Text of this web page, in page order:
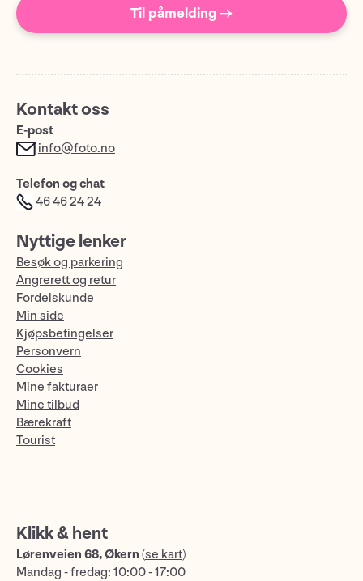
Til påmelding →
Kontakt oss
E-post
info@foto.no
Telefon og chat
46 46 24 24
Nyttige lenker
Besøk og parkering
Angrerett og retur
Fordelskunde
Min side
Kjøpsbetingelser
Personvern
Cookies
Mine fakturaer
Mine tilbud
Bærekraft
Tourist
Klikk & hent
Lørenveien 68, Økern (se kart)
Mandag - fredag: 10:00 - 17:00